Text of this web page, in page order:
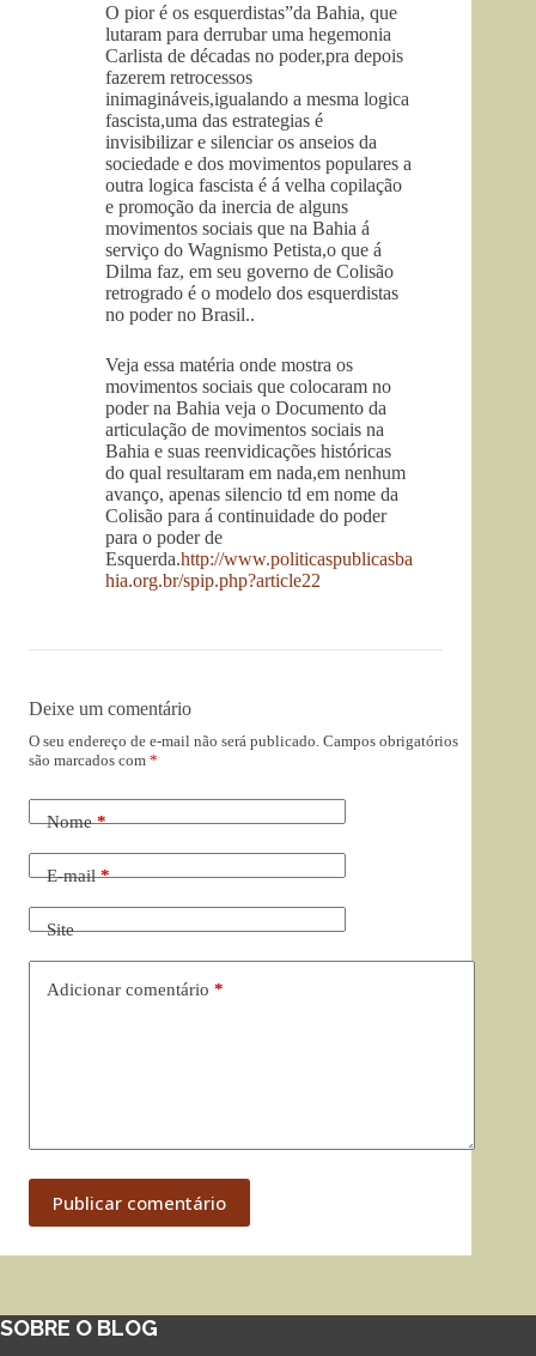
O pior é os esquerdistas”da Bahia, que
lutaram para derrubar uma hegemonia
Carlista de décadas no poder,pra depois
fazerem retrocessos
inimagináveis,igualando a mesma logica
fascista,uma das estrategias é
invisibilizar e silenciar os anseios da
sociedade e dos movimentos populares a
outra logica fascista é á velha copilação
e promoção da inercia de alguns
movimentos sociais que na Bahia á
serviço do Wagnismo Petista,o que á
Dilma faz, em seu governo de Colisão
retrogrado é o modelo dos esquerdistas
no poder no Brasil..
Veja essa matéria onde mostra os
movimentos sociais que colocaram no
poder na Bahia veja o Documento da
articulação de movimentos sociais na
Bahia e suas reenvidicações históricas
do qual resultaram em nada,em nenhum
avanço, apenas silencio td em nome da
Colisão para á continuidade do poder
para o poder de
Esquerda.http://www.politicaspublicasba
hia.org.br/spip.php?article22
Deixe um comentário
O seu endereço de e-mail não será publicado. Campos obrigatórios
são marcados com *
Nome*
E-mail*
Site
Adicionar comentário *
Publicar comentário
SOBRE O BLOG